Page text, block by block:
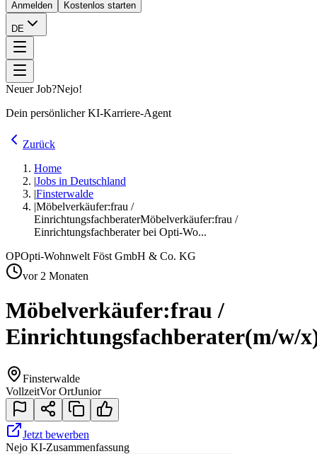
Anmelden
Kostenlos starten
DE
Neuer Job?Nejo!
Dein persönlicher KI-Karriere-Agent
Zurück
Home
|Jobs in Deutschland
|Finsterwalde
|Möbelverkäufer:frau /
EinrichtungsfachberaterMöbelverkäufer:frau /
Einrichtungsfachberater bei Opti-Wo...
OPOpti-Wohnwelt Föst GmbH & Co. KG
vor 2 Monaten
Möbelverkäufer:frau /
Einrichtungsfachberater(m/w/
Finsterwalde
VollzeitVor OrtJunior
Jetzt bewerben
Nejo KI-Zusammenfassung